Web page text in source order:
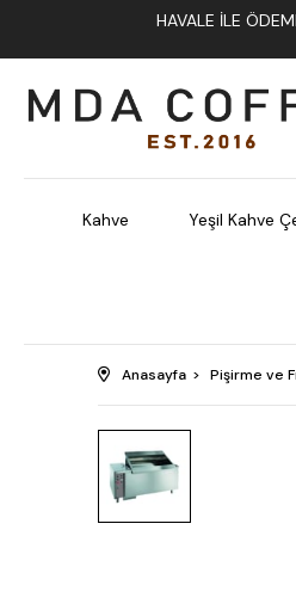
HAVALE İLE
Kahve Yeşil Kahve
Anasayfa Pişirme ve